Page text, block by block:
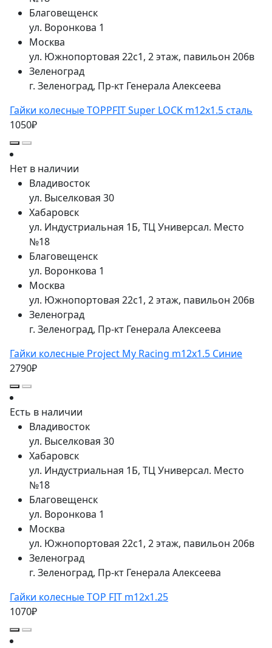
Благовещенск
ул. Воронкова 1
Москва
ул. Южнопортовая 22с1, 2 этаж, павильон 206в
Зеленоград
г. Зеленоград, Пр-кт Генерала Алексеева
Гайки колесные TOPPFIT Super LOCK m12x1.5 сталь
1050₽
Нет в наличии
Владивосток
ул. Выселковая 30
Хабаровск
ул. Индустриальная 1Б, ТЦ Универсал. Место
№18
Благовещенск
ул. Воронкова 1
Москва
ул. Южнопортовая 22с1, 2 этаж, павильон 206в
Зеленоград
г. Зеленоград, Пр-кт Генерала Алексеева
Гайки колесные Project My Racing m12x1.5 Синие
2790₽
Есть в наличии
Владивосток
ул. Выселковая 30
Хабаровск
ул. Индустриальная 1Б, ТЦ Универсал. Место
№18
Благовещенск
ул. Воронкова 1
Москва
ул. Южнопортовая 22с1, 2 этаж, павильон 206в
Зеленоград
г. Зеленоград, Пр-кт Генерала Алексеева
Гайки колесные TOP FIT m12x1.25
1070₽